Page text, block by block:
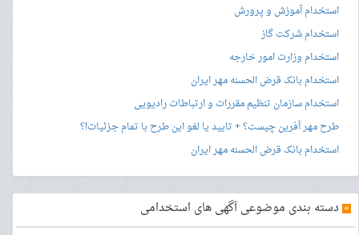
استخدام آموزش و پرورش
استخدام شرکت گاز
استخدام وزارت امور خارجه
استخدام بانک قرض الحسنه مهر ایران
استخدام سازمان تنظیم مقررات و ارتباطات رادیویی
طرح مهر آفرین چیست؟ + تایید یا لغو این طرح با تمام جزئیات!؟
استخدام بانک قرض الحسنه مهر ایران
» دسته بندی موضوعی آگهی های استخدامی